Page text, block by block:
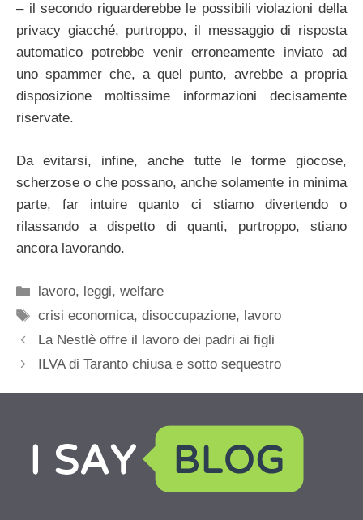
– il secondo riguarderebbe le possibili violazioni della
privacy giacché, purtroppo, il messaggio di risposta
automatico potrebbe venir erroneamente inviato ad
uno spammer che, a quel punto, avrebbe a propria
disposizione moltissime informazioni decisamente
riservate.
Da evitarsi, infine, anche tutte le forme giocose,
scherzose o che possano, anche solamente in minima
parte, far intuire quanto ci stiamo divertendo o
rilassando a dispetto di quanti, purtroppo, stiano
ancora lavorando.
Categorie
lavoro, leggi,welfare
Tag
crisi economica,disoccupazione, lavoro
La Nestlè offre il lavoro dei padri ai figli
ILVA di Taranto chiusa e sotto sequestro